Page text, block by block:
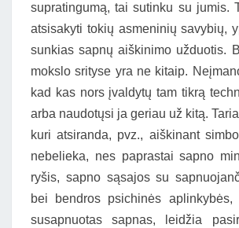
supratingumą, tai sutinku su jumis.
atsisakyti tokių asmeninių savybių,
sunkias sapnų aiškinimo užduotis.
mokslo srityse yra ne kitaip.
kad kas nors įvaldytų tam tikrą
arba naudotųsi ja geriau už kitą.
kuri atsiranda, pvz., aiškinant
nebelieka, nes paprastai sapno
ryšis, sapno sąsajos su
bei bendros psichinės aplinkybės,
susapnuotas sapnas, leidžia